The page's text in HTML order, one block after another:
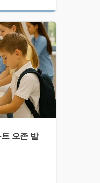
오존 발